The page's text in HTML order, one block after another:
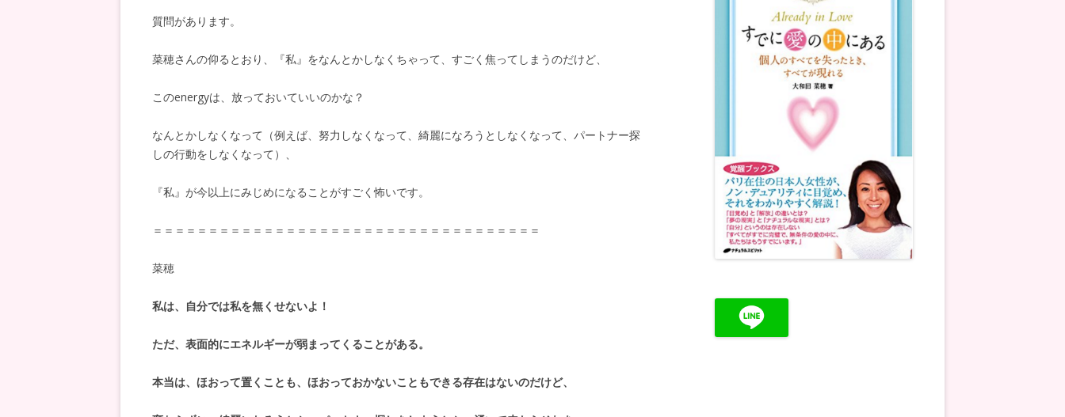
質問があります。
菜穂さんの仰るとおり、『私』をなんとかしなくちゃって、すごく焦ってしまうのだけど、
このenergyは、放っておいていいのかな？
なんとかしなくなって（例えば、努力しなくなって、綺麗になろうとしなくなって、パートナー探
しの行動をしなくなって）、
『私』が今以上にみじめになることがすごく怖いです。
＝＝＝＝＝＝＝＝＝＝＝＝＝＝＝＝＝＝＝＝＝＝＝＝＝＝＝＝＝＝＝＝＝＝＝
菜穂
私は、自分では私を無くせないよ！
ただ、表面的にエネルギーが弱まってくることがある。
本当は、ほおって置くことも、ほおっておかないこともできる存在はないのだけど、